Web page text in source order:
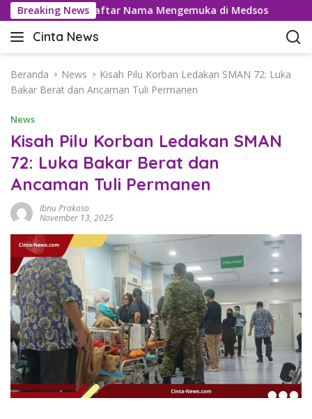
a
Breaking News
Usai Daftar Nama Mengemuka di Medsos
Cinta News
C
n
t
N
e
w
–
a
a
r
T
e
r
k
i
n
,
P
Beranda News
Kisah Pilu Korban Ledakan SMAN 72: Luka
Bakar Berat dan Ancaman Tuli Permanen
News
Kisah Pilu Korban Ledakan SMAN
72: Luka Bakar Berat dan
Ancaman Tuli Permanen
Ibnu Prakoso
November 13, 2025